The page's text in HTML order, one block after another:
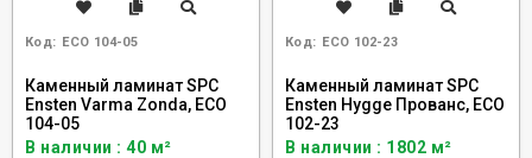
Код: ECO 104-05
Каменный ламинат SPC
Ensten Varma Zonda, ECO
104-05
В наличии : 40 м²
Код: ECO 102-23
Каменный ламинат SPC
Ensten Hygge Прованс, ECO
102-23
В наличии : 1802 м²